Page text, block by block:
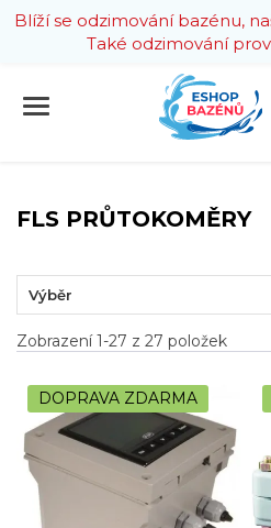
Blíží se odzimování bazénu,
Také odzimování
FLS PRŮTOKOMĚRY
Výběr
Zobrazení 1-27 z 27 položek
DOPRAVA ZDARMA